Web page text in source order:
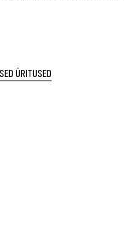
ÜRITUSED